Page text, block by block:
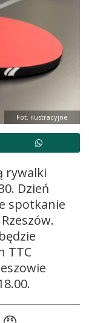
Fot. ilustracyjne
rywalki
Dzień
spotkanie
TTC